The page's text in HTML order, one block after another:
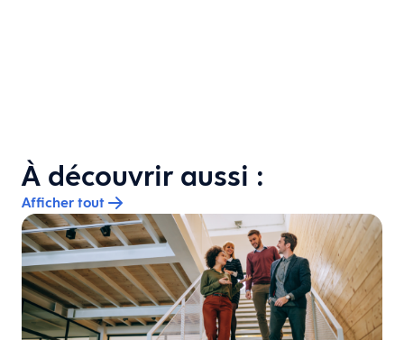
À découvrir aussi :
Afficher tout